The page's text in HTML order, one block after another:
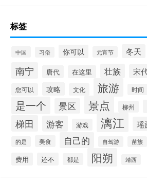
标签
中国 习俗 你可以 元宵节 冬天
南宁 唐代 在这里 壮族 宋
您可以 攻略 文化 旅游 时间
是一个 景区 景点 柳州
梯田 游客 游戏 漓江 瑶
的是 美食 自己的 自驾游 苗族
费用 还不 都是 阳朔 靖西